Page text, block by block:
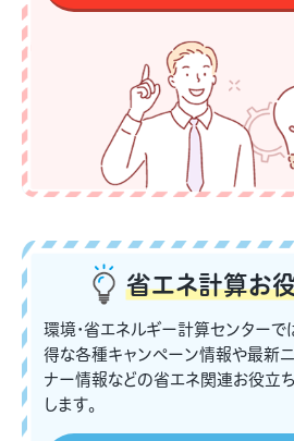
省エネ計算お
環境・省エネルギー計算センターで
得な各種キャンペーン情報や最新ニ
ナー情報などの省エネ関連お役立
します。